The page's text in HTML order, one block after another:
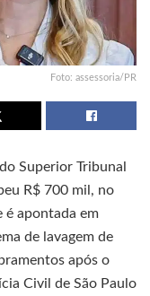
Foto: assessoria/PR
Superior Tribunal
R$ 700 mil, no
é apontada em
de lavagem de
após o
Civil de São Paulo